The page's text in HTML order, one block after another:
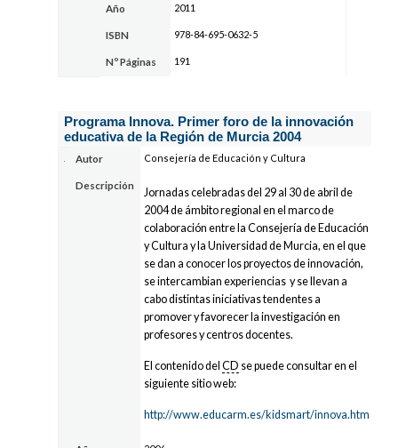
Año 2011
ISBN 978-84-695-0632-5
Nº Páginas 191
Programa Innova. Primer foro de la innovación
educativa de la Región de Murcia 2004
Autor Consejería de Educación y Cultura
Descripción
Jornadas celebradas del 29 al 30 de abril de
2004 de ámbito regional en el marco de
colaboración entre la Consejería de Educación
y Cultura y la Universidad de Murcia, en el que
se dan a conocer los proyectos de innovación,
se intercambian experiencias y se llevan a
cabo distintas iniciativas tendentes a
promover y favorecer la investigación en
profesores y centros docentes.
El contenido delCD se puede consultar en el
siguiente sitio web:
http://www.educarm.es/kidsmart/innova.htm